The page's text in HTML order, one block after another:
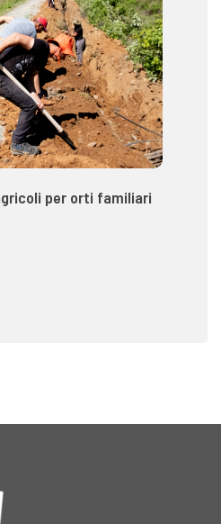
per orti familiari